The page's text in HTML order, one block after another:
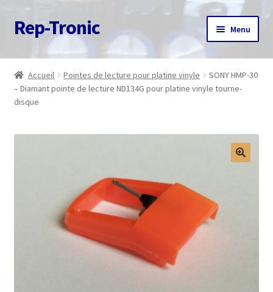
Aller
à
navigation
Aller
au
Rep-Tronic Menu
Accueil
A propos
Accueil Pointes de lecture pour platine vinyle
SONY HMP-30
– Diamant pointe de lecture ND134G pour platine vinyle tourne-
disque